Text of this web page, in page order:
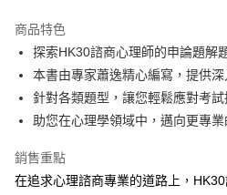
Apple Pay
悠遊付
Google Pay
ATM付款
商品特色
探索HK30諮商心理師的申論題解
本書由專家蕭逸精心編寫，提供深
針對各類題型，讓您輕鬆應對考試
助您在心理學領域中，邁向更專業
銷售重點
在追求心理諮商專業的道路上，